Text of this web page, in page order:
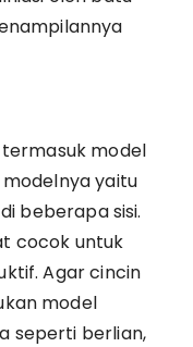
model
yaitu
beberapa sisi.
cocok untuk
Agar cincin
model
seperti berlian,